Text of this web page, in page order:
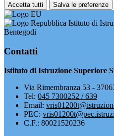
Accetta tutti Salva le preferenze
Istituto di
Bentegodi
Contatti
Istituto di Istruzione Superiore
Via Rimembranza 53 -
Tel: 045 7300252 / 639
Email:
PEC:
C.F.: 80021520236